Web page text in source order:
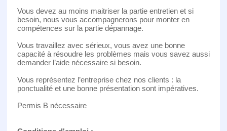
Vous devez au moins maitriser la partie entretien et si
besoin, nous vous accompagnerons pour monter en
compétences sur la partie dépannage.
Vous travaillez avec sérieux, vous avez une bonne
capacité à résoudre les problèmes mais vous savez aussi
demander l’aide nécessaire si besoin.
Vous représentez l’entreprise chez nos clients : la
ponctualité et une bonne présentation sont impératives.
Permis B nécessaire